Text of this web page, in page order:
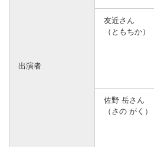
出演者
友近さん
（ともちか）
佐野 岳さん
（さの がく）